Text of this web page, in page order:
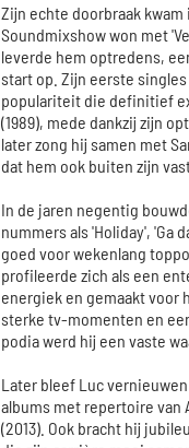
Zijn echte doorbraak kwam
Soundmixshow won met
leverde hem optredens,
start op. Zijn eerste
populariteit die definitief
(1989), mede dankzij zijn
later zong hij samen met
dat hem ook buiten zijn
In de jaren negentig
nummers als 'Holiday', 'Ga
goed voor wekenlang
profileerde zich als een
energiek en gemaakt voor
sterke tv-momenten en
podia werd hij een vaste
Later bleef Luc
albums met repertoire van
(2013). Ook bracht hij